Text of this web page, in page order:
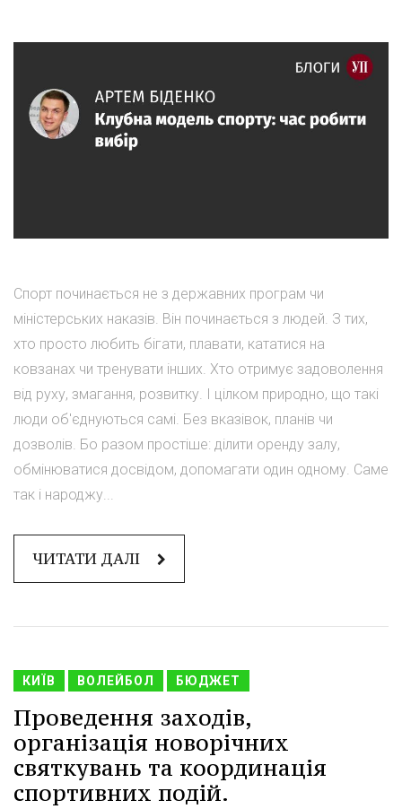
Спорт починається не з державних програм чи
міністерських наказів. Він починається з людей. З тих,
хто просто любить бігати, плавати, кататися на
ковзанах чи тренувати інших. Хто отримує задоволення
від руху, змагання, розвитку. І цілком природно, що такі
люди об'єднуються самі. Без вказівок, планів чи
дозволів. Бо разом простіше: ділити оренду залу,
обмінюватися досвідом, допомагати один одному. Саме
так і народжу...
ЧИТАТИ ДАЛІ
КИЇВ ВОЛЕЙБОЛ БЮДЖЕТ
Проведення заходів,
організація новорічних
святкувань та координація
спортивних подій.